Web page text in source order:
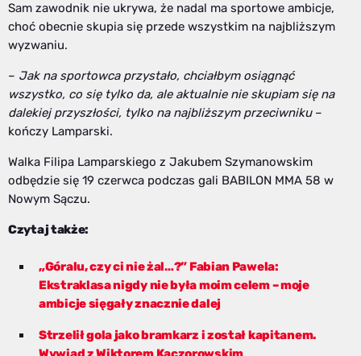
Sam zawodnik nie ukrywa, że nadal ma sportowe ambicje,
choć obecnie skupia się przede wszystkim na najbliższym
wyzwaniu.
– Jak na sportowca przystało, chciałbym osiągnąć
wszystko, co się tylko da, ale aktualnie nie skupiam się na
dalekiej przyszłości, tylko na najbliższym przeciwniku–
kończy Lamparski.
Walka Filipa Lamparskiego z Jakubem Szymanowskim
odbędzie się 19 czerwca podczas gali BABILON MMA 58 w
Nowym Sączu.
Czytaj także:
„Góralu, czy ci nie żal…?” Fabian Pawela:
Ekstraklasa nigdy nie była moim celem – moje
ambicje sięgały znacznie dalej
Strzelił gola jako bramkarz i został kapitanem.